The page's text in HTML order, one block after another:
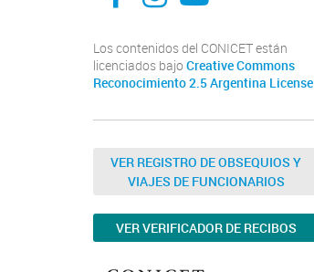
Los contenidos del CONICET están
licenciados bajo Creative Commons
Reconocimiento 2.5 Argentina License
VER REGISTRO DE OBSEQUIOS Y
VIAJES DE FUNCIONARIOS
VER VERIFICADOR DE RECIBOS